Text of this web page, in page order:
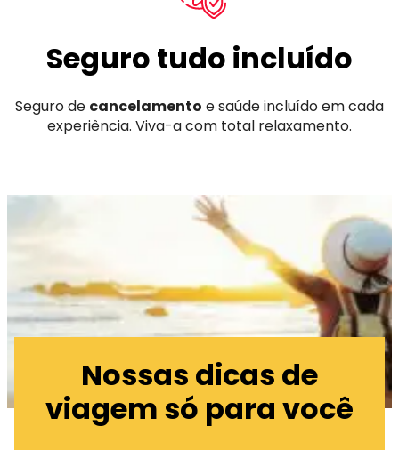
Seguro tudo incluído
Seguro de cancelamento e saúde incluído em cada
experiência. Viva-a com total relaxamento.
Nossas dicas de
viagem só para você